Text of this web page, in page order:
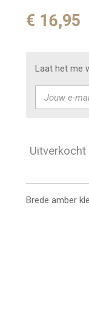
€ 16,95
Laat het me
Uitverkocht
Brede amber